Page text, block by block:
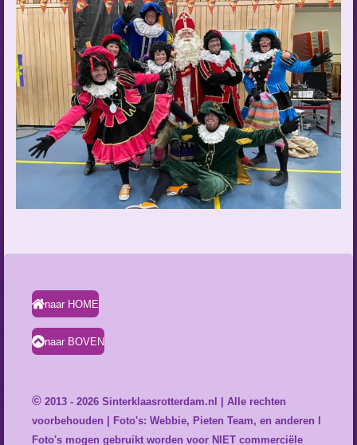
naar HOME
naar BOVEN
© 2013 - 2026 Sinterklaasrotterdam.nl | Alle rechten
voorbehouden | Foto's: Webbie, Pieten Team, en anderen l
Foto's mogen gebruikt worden voor NIET commerciële